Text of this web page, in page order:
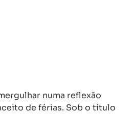
numa reflexão
de férias. Sob o título